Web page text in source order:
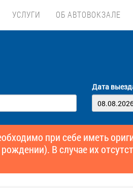
УСЛУГИ ОБ АВТОВОКЗАЛЕ
Дата
при себе иметь
В случае их